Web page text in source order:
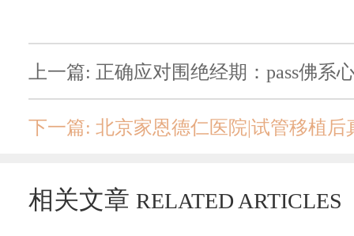
上一篇: 正确应对围绝经期：pass佛系
下一篇: 北京家恩德仁医院|试管移植后
相关文章 RELATED ARTICLES